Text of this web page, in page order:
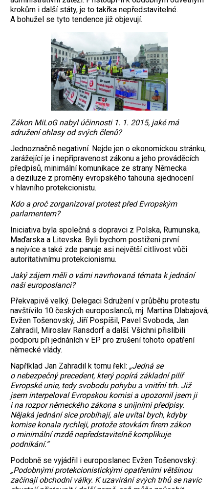
krokům i další státy, je to takřka nepředstavitelné.
A bohužel se tyto tendence již objevují.
Zákon MiLoG nabyl účinnosti 1. 1. 2015, jaké má
sdružení ohlasy od svých členů?
Jednoznačně negativní. Nejde jen o ekonomickou stránku,
zarážející je i nepřipravenost zákonu a jeho prováděcích
předpisů, minimální komunikace ze strany Německa
a deziluze z proměny evropského tahouna sjednocení
v hlavního protekcionistu.
Kdo a proč zorganizoval protest před Evropským
parlamentem?
Iniciativa byla společná s dopravci z Polska, Rumunska,
Maďarska a Litevska. Byli bychom postiženi první
a nejvíce a také zde panuje asi největší citlivost vůči
autoritativnímu protekcionismu.
Jaký zájem měli o vámi navrhovaná témata k jednání
naši europoslanci?
Překvapivě velký. Delegaci Sdružení v průběhu protestu
navštívilo 10 českých europoslanců, mj. Martina Dlabajová,
Evžen Tošenovský, Jiří Pospíšil, Pavel Svoboda, Jan
Zahradil, Miroslav Ransdorf a další. Všichni přislíbili
podporu při jednáních v EP pro zrušení tohoto opatření
německé vlády.
Například Jan Zahradil k tomu řekl: „Jedná se
o nebezpečný precedent, který popírá základní pilíř
Evropské unie, tedy svobodu pohybu a vnitřní trh. Již
jsem interpeloval Evropskou komisi a upozornil jsem ji
i na rozpor německého zákona s unijními předpisy.
Nějaká jednání sice probíhají, ale uvítal bych, kdyby
komise konala rychleji, protože stovkám firem zákon
o minimální mzdě nepředstavitelně komplikuje
podnikání.“
Podobně se vyjádřil i europoslanec Evžen Tošenovský:
„Podobnými protekcionistickými opatřeními většinou
začínají obchodní války. K uzavírání svých trhů se navíc